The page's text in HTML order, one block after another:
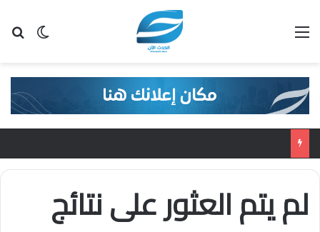
لم يتم العثور على نتائج